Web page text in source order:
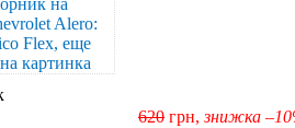
620 грн,знижка